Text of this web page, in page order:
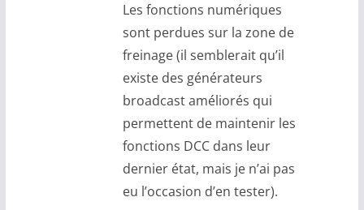
Les fonctions numériques
sont perdues sur la zone de
freinage (il semblerait qu’il
existe des générateurs
broadcast améliorés qui
permettent de maintenir les
fonctions DCC dans leur
dernier état, mais je n’ai pas
eu l’occasion d’en tester).